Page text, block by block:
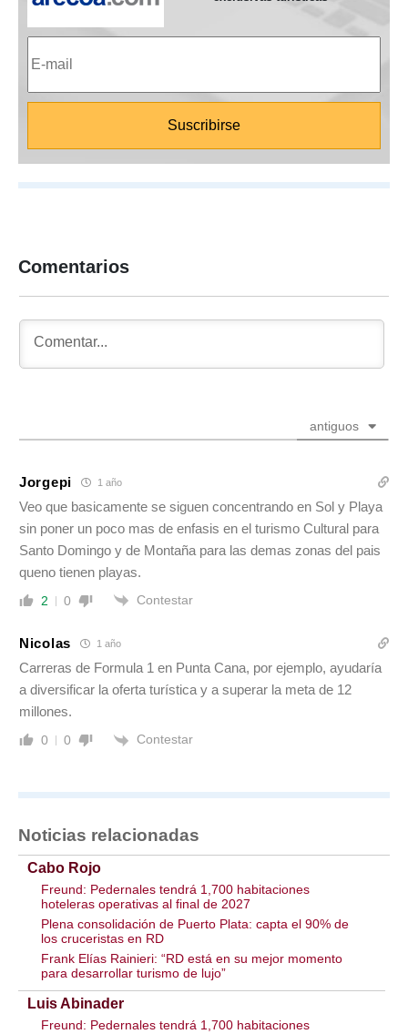
Comentarios
antiguos
Jorgepi 1 año
Veo que basicamente se siguen concentrando en Sol y Playa
sin poner un poco mas de enfasis en el turismo Cultural para
Santo Domingo y de Montaña para las demas zonas del pais
queno tienen playas.
2 0 Contestar
Nicolas 1 año
Carreras de Formula 1 en Punta Cana, por ejemplo, ayudaría
a diversificar la oferta turística y a superar la meta de 12
millones.
0 0 Contestar
Noticias relacionadas
Cabo Rojo
Freund: Pedernales tendrá 1,700 habitaciones
hoteleras operativas al final de 2027
Plena consolidación de Puerto Plata: capta el 90% de
los cruceristas en RD
Frank Elías Rainieri: “RD está en su mejor momento
para desarrollar turismo de lujo”
Luis Abinader
Freund: Pedernales tendrá 1,700 habitaciones